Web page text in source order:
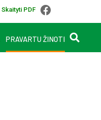
Skaityti PDF
PRAVARTU ŽINOTI